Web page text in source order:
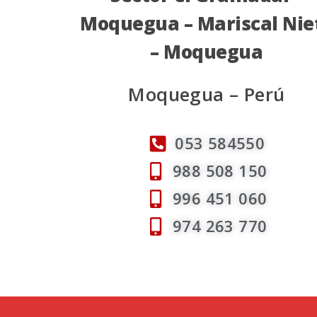
Moquegua – Mariscal
– Moquegua
Moquegua – Perú
053 584550
988 508 150
996 451 060
974 263 770